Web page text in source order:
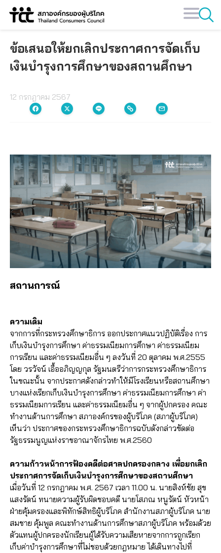
Skip
ข้อเสนอให้ยกเลิกประกาศการจัดเก็บ
เงินบำรุงการศึกษาของสถานศึกษา
12 กรกฎาคม 2567
สถานการณ์
ความเดิม
จากการที่กระทรวงศึกษาธิการ ออกประกาศแนวปฏิบัติเรื่อง การ
เก็บเงินบำรุงการศึกษา ค่าธรรมเนียมการศึกษา ค่าธรรมเนียม
การเรียน และค่าธรรมเนียมอื่น ๆ ลงวันที่ 20 ตุลาคม พ.ศ.2555
โดย วรวัจน์ เอื้ออภิญญกุล รัฐมนตรีว่าการกระทรวงศึกษาธิการ
ในขณะนั้น จากประกาศดังกล่าวทำให้มีโรงเรียนหรือสถานศึกษา
บางแห่งเรียกเก็บเงินบำรุงการศึกษา ค่าธรรมเนียมการศึกษา ค่า
ธรรมเนียมการเรียน และค่าธรรมเนียมอื่น ๆ จากผู้ปกครอง คณะ
ทำงานด้านการศึกษา สภาองค์กรของผู้บริโภค (สภาผู้บริโภค)
เห็นว่า ประกาศของกระทรวงศึกษาธิการฉบับดังกล่าวขัดต่อ
รัฐธรรมนูญแห่งราชอาณาจักรไทย พ.ศ.2560
ความก้าวหน้าการฟ้องคดีต่อศาลปกครองกลาง เพื่อยกเลิก
ประกาศการจัดเก็บเงินบำรุงการศึกษาของสถานศึกษา
เมื่อวันที่ 12 กรกฎาคม พ.ศ. 2567 เวลา 11.00 น. นายสิงห์ชัย สุข
แสงรัตน์ ทนายความผู้รับผิดชอบคดี นายโสภณ หนูรัตน์ หัวหน้า
ฝ่ายคุ้มครองและพิทักษ์สิทธิผู้บริโภค สำนักงานสภาผู้บริโภค นาย
สมชาย คุ้มพูล คณะทำงานด้านการศึกษาสภาผู้บริโภค พร้อมด้วย
ตัวแทนผู้ปกครองนักเรียนผู้ได้รับความเสียหายจากการถูกเรียก
เก็บค่าบำรุงการศึกษาที่ไม่ชอบด้วยกฎหมาย ได้เดินทางไปที่